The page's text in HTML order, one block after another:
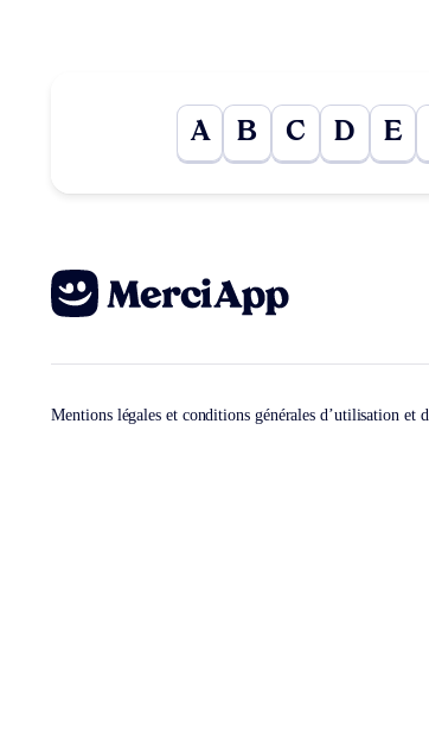
A B C D E
Mentions légales et conditions générales d’utilisation et